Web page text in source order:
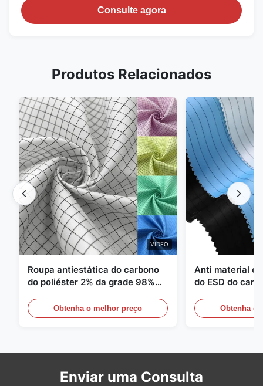
Consulte agora
Produtos Relacionados
VIDEO
Roupa antiestática do carbono
do poliéster 2% da grade 98%
Obtenha o melhor preço
Anti material
do ESD do
Obtenha o
Enviar uma Consulta